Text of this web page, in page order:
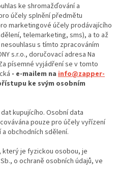
ke shromažďování a
účely splnění předmětu
marketingové účely prodávajícího
telemarketing, sms), a to až
s tímto zpracováním
s.r.o., doručovací adresa Na
písemné vyjádření se v tomto
- e-mailem na info@zapper-
ke svým osobním
kupujícího. Osobní data
pouze pro účely vyřízení
obchodních sdělení.
který je fyzickou osobou, je
o ochraně osobních údajů, ve